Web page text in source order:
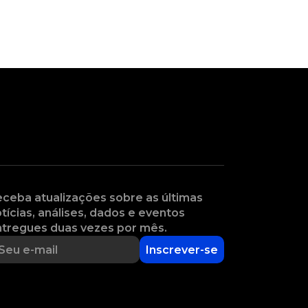
atualizações sobre as últimas
análises, dados e eventos
duas vezes por mês.
Inscrever-se